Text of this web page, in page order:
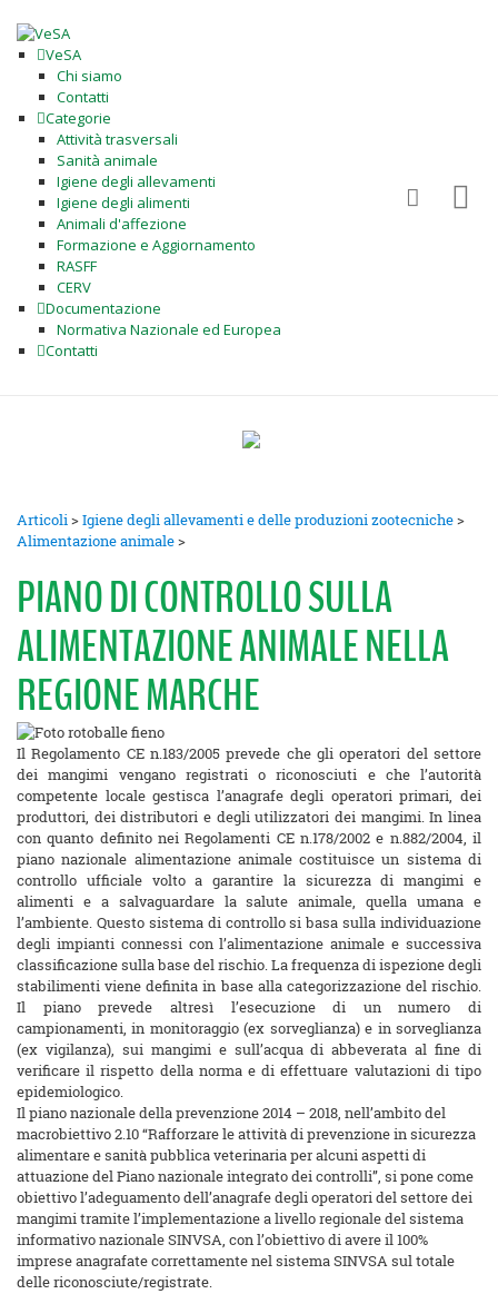
VeSA
Chi siamo
Contatti
Categorie
Attività trasversali
Sanità animale
Igiene degli allevamenti
Igiene degli alimenti
Animali d'affezione
Formazione e Aggiornamento
RASFF
CERV
Documentazione
Normativa Nazionale ed Europea
Contatti
Articoli>Igiene degli allevamenti e delle produzioni zootecniche>
Alimentazione animale>
PIANO DI CONTROLLO SULLA
ALIMENTAZIONE ANIMALE NELLA
REGIONE MARCHE
Il Regolamento CE n.183/2005 prevede che gli operatori del settore
dei mangimi vengano registrati o riconosciuti e che l’autorità
competente locale gestisca l’anagrafe degli operatori primari, dei
produttori, dei distributori e degli utilizzatori dei mangimi. In linea
con quanto definito nei Regolamenti CE n.178/2002 e n.882/2004, il
piano nazionale alimentazione animale costituisce un sistema di
controllo ufficiale volto a garantire la sicurezza di mangimi e
alimenti e a salvaguardare la salute animale, quella umana e
l’ambiente. Questo sistema di controllo si basa sulla individuazione
degli impianti connessi con l’alimentazione animale e successiva
classificazione sulla base del rischio. La frequenza di ispezione degli
stabilimenti viene definita in base alla categorizzazione del rischio.
Il piano prevede altresì l’esecuzione di un numero di
campionamenti, in monitoraggio (ex sorveglianza) e in sorveglianza
(ex vigilanza), sui mangimi e sull’acqua di abbeverata al fine di
verificare il rispetto della norma e di effettuare valutazioni di tipo
epidemiologico.
Il piano nazionale della prevenzione 2014 – 2018, nell’ambito del
macrobiettivo 2.10 “Rafforzare le attività di prevenzione in sicurezza
alimentare e sanità pubblica veterinaria per alcuni aspetti di
attuazione del Piano nazionale integrato dei controlli”, si pone come
obiettivo l’adeguamento dell’anagrafe degli operatori del settore dei
mangimi tramite l’implementazione a livello regionale del sistema
informativo nazionale SINVSA, con l’obiettivo di avere il 100%
imprese anagrafate correttamente nel sistema SINVSA sul totale
delle riconosciute/registrate.